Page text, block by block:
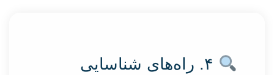
۴. راه‌های شناسایی